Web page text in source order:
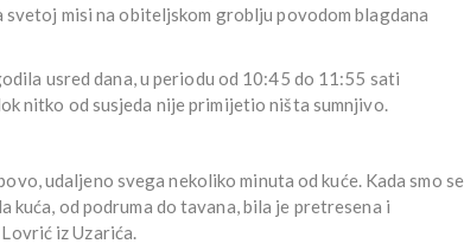
misi na obiteljskom groblju povodom blagdana
usred dana, u periodu od 10:45 do 11:55 sati
nitko od susjeda nije primijetio ništa sumnjivo.
udaljeno svega nekoliko minuta od kuće. Kada smo se
od podruma do tavana, bila je pretresena i
iz Uzarića.